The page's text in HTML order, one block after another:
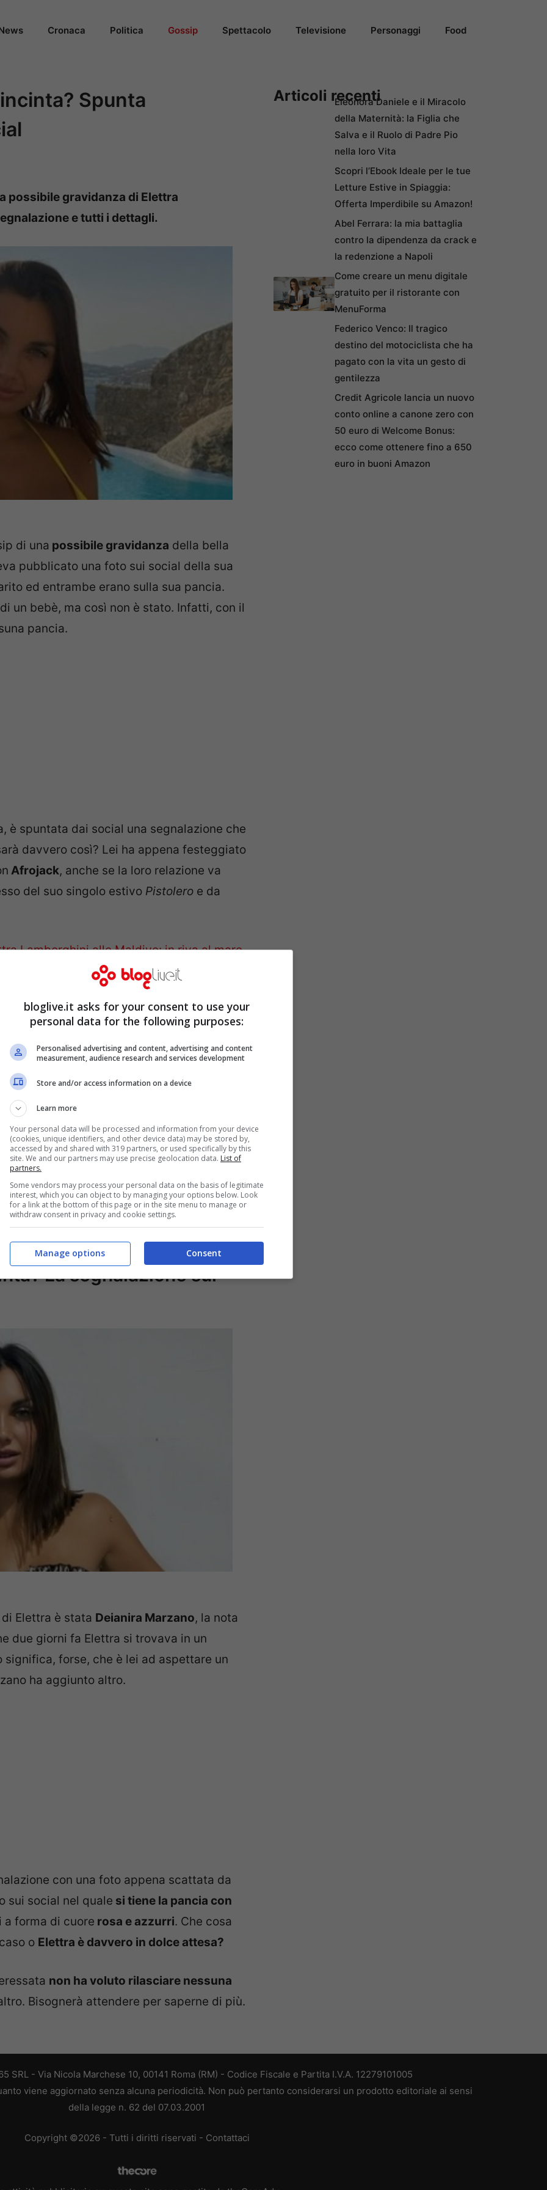
Cronaca Politica Gossip Spettacolo Televisione Personaggi Food
Spunta
possibile gravidanza di Elettra
e tutti i dettagli.
di una possibile gravidanza della bella
pubblicato una foto sui social della sua
ed entrambe erano sulla sua pancia.
un bebè, ma così non è stato. Infatti, con il
pancia.
è spuntata dai social una segnalazione che
davvero così? Lei ha appena festeggiato
Afrojack, anche se la loro relazione va
del suo singolo estivo Pistolero e da
Lamborghini alle Maldive: in riva al mare
follower, che sono quasi7 milionisu
sta facendo. Ha appena trascorso, ad
viaggio per l’anniversario di matrimonio.
no? Vediamo quello che si dice.
La segnalazione sui
Elettra è stata Deianira Marzano, la nota
due giorni fa Elettra si trovava in un
significa, forse, che è lei ad aspettare un
ha aggiunto altro.
con una foto appena scattata da
sui social nel quale si tiene la pancia con
forma di cuore rosa e azzurri. Che cosa
o Elettra è davvero in dolce attesa?
non ha voluto rilasciare nessuna
Bisognerà attendere per saperne di più.
Articoli recentiEleonora Daniele e il Miracolo
della Maternità: la Figlia che
Salva e il Ruolo di Padre Pio
nella loro Vita
Scopri l’Ebook Ideale per le tue
Letture Estive in Spiaggia:
Offerta Imperdibile su Amazon!
Abel Ferrara: la mia battaglia
contro la dipendenza da crack e
la redenzione a Napoli
Come creare un menu digitale
gratuito per il ristorante con
MenuForma
Federico Venco: Il tragico
destino del motociclista che ha
pagato con la vita un gesto di
gentilezza
Credit Agricole lancia un nuovo
conto online a canone zero con
50 euro di Welcome Bonus:
ecco come ottenere fino a 650
euro in buoni Amazon
SRL - Via Nicola Marchese 10, 00141 Roma (RM) - Codice Fiscale e Partita I.V.A. 12279101005
viene aggiornato senza alcuna periodicità. Non può pertanto considerarsi un prodotto editoriale ai sensi
della legge n. 62 del 07.03.2001
Copyright ©2026 - Tutti i diritti riservati - Contattaci
bloglive.it asks for your consent to use your
personal data for the following purposes:
Personalised advertising and content, advertising and content
measurement, audience research and services development
Store and/or access information on a device
Learn more
Your personal data will be processed and information from your device
(cookies, unique identifiers, and other device data) may be stored by,
accessed by and shared with 319 partners, or used specifically by this
site. We and our partners may use precise geolocation data. List of
partners.
Some vendors may process your personal data on the basis of legitimate
interest, which you can object to by managing your options below. Look
for a link at the bottom of this page or in the site menu to manage or
withdraw consent in privacy and cookie settings.
Consent
Manage options